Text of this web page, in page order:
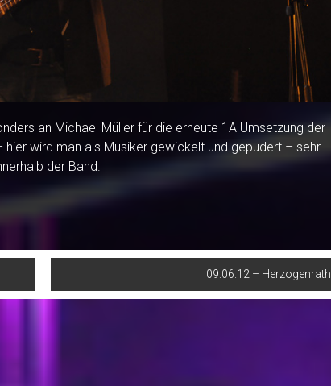
an Michael Müller für die erneute 1A Umsetzung der
wird man als Musiker gewickelt und gepudert – sehr
der Band.
09.06.12 – Herzogenrath